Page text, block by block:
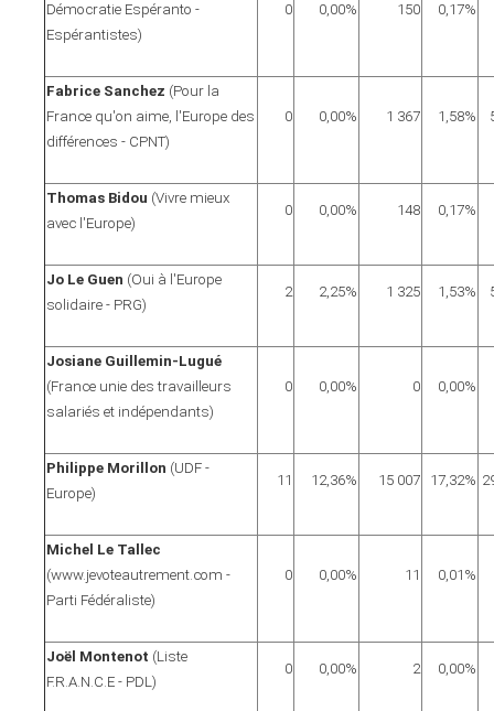
Démocratie Espéranto -
Espérantistes)
0 0,00% 150 0,17%
Fabrice Sanchez (Pour la
France qu'on aime, l'Europe des
différences - CPNT)
0 0,00% 1 367 1,58%
Thomas Bidou (Vivre mieux
avec l'Europe)
0 0,00% 148 0,17%
Jo Le Guen (Oui à l'Europe
solidaire - PRG)
2 2,25% 1 325 1,53%
Josiane Guillemin-Lugué
(France unie des travailleurs
salariés et indépendants)
0 0,00% 0 0,00%
Philippe Morillon (UDF -
Europe)
11 12,36% 15 007 17,32%
Michel Le Tallec
(www.jevoteautrement.com -
Parti Fédéraliste)
0 0,00% 11 0,01%
Joël Montenot (Liste
F.R.A.N.C.E - PDL)
0 0,00% 2 0,00%